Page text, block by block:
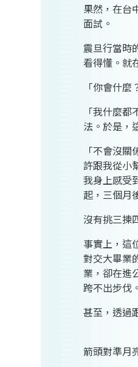
果然，在台
面試。
震旦行當時
看得懂。就
「你會什
「我什麼
法。於是，
「不會沒
許跟我從小
我身上感受
起，三個月
沒有挑三揀
事實上，這
對交大畢業
業，卻在進
跨不出步伐。
甚至，透過
箭頭對準月